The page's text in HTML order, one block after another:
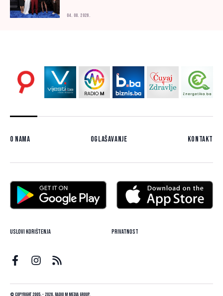
04. 08. 2026.
O nama Oglašavanje Kontakt
Uslovi korištenja Privatnost
© Copyright 2005. - 2026. Radio M Media Group.